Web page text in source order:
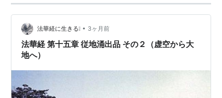
法華経に生きる❕ • 3ヶ月前
法華経 第十五章 従地涌出品 その２（虚空から大
地へ）